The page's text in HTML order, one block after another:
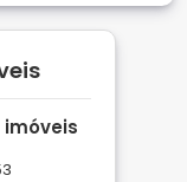
imóveis